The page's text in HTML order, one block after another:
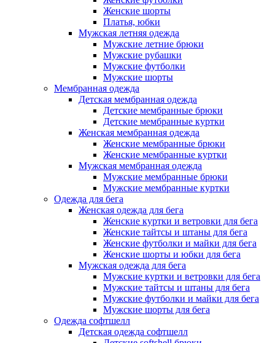
Женские шорты
Платья, юбки
Мужская летняя одежда
Мужские летние брюки
Мужские рубашки
Мужские футболки
Мужские шорты
Мембранная одежда
Детская мембранная одежда
Детские мембранные брюки
Детские мембранные куртки
Женская мембранная одежда
Женские мембранные брюки
Женские мембранные куртки
Мужская мембранная одежда
Мужские мембранные брюки
Мужские мембранные куртки
Одежда для бега
Женская одежда для бега
Женские куртки и ветровки для бега
Женские тайтсы и штаны для бега
Женские футболки и майки для бега
Женские шорты и юбки для бега
Мужская одежда для бега
Мужские куртки и ветровки для бега
Мужские тайтсы и штаны для бега
Мужские футболки и майки для бега
Мужские шорты для бега
Одежда софтшелл
Детская одежда софтшелл